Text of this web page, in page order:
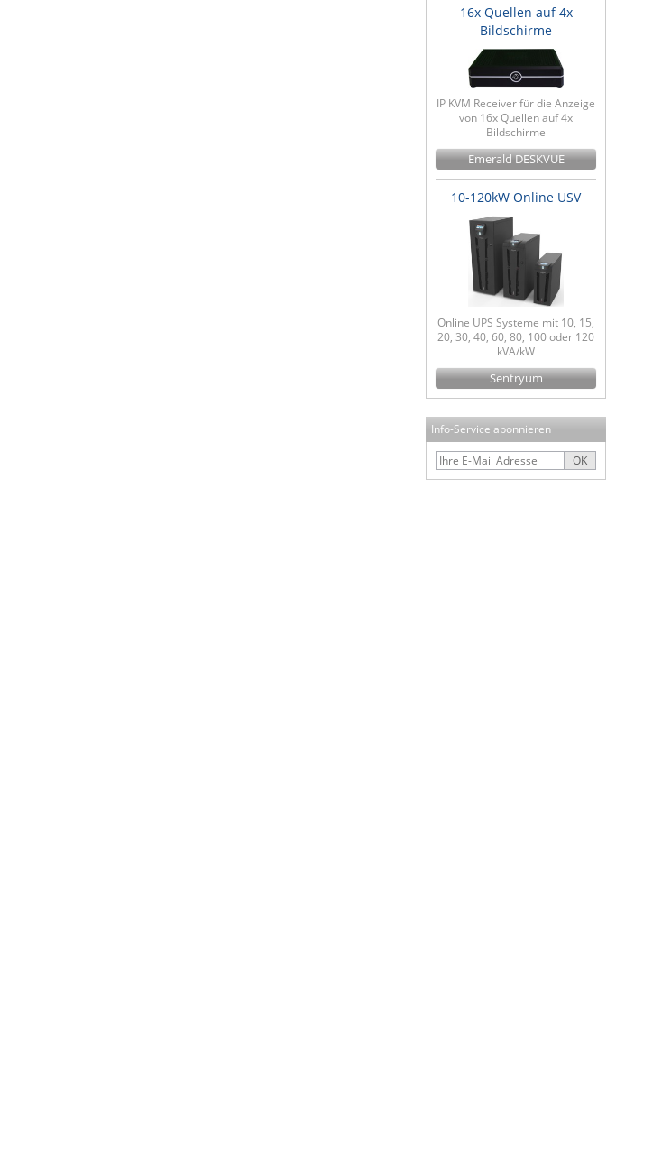
16x Quellen auf 4x
Bildschirme
IP KVM Receiver für die Anzeige
von 16x Quellen auf 4x
Bildschirme
Emerald DESKVUE
10-120kW Online USV
Online UPS Systeme mit 10, 15,
20, 30, 40, 60, 80, 100 oder 120
kVA/kW
Sentryum
Info-Service abonnieren
OK